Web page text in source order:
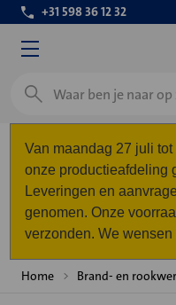
+31 598 36 12 32
Zoeken
Van maandag 27 juli
onze productieafdeling
Leveringen en
genomen. Onze
verzonden. We
Home Brand- en